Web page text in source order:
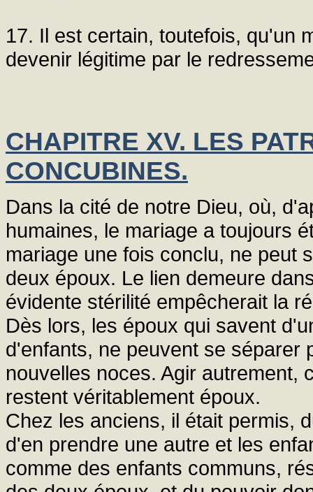
17. Il est certain, toutefois, qu'un
devenir légitime par le
CHAPITRE XV. LES
CONCUBINES.
Dans la cité de notre Dieu, où,
humaines, le mariage a toujours
mariage une fois conclu, ne peut
deux époux. Le lien demeure
évidente stérilité empêcherait la
Dès lors, les époux qui savent
d'enfants, ne peuvent se séparer
nouvelles noces. Agir autrement,
restent véritablement époux.
Chez les anciens, il était permis,
d'en prendre une autre et les
comme des enfants communs,